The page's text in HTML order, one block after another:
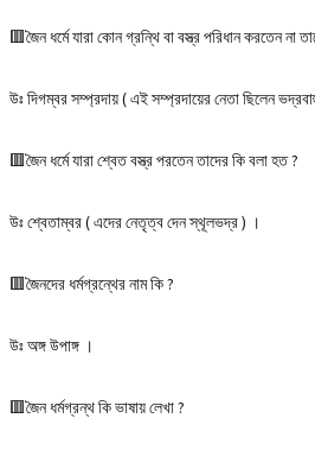
🟥জৈন ধর্মে যারা কোন গ্রন্থি বা বস্ত্র পরিধান করতেন না
উঃ দিগম্বর সম্প্রদায় ( এই সম্প্রদায়ের নেতা ছিলেন
🟥জৈন ধর্মে যারা শ্বেত বস্ত্র পরতেন তাদের কি বলা হত ?
উঃ শ্বেতাম্বর ( এদের নেতৃত্ব দেন স্থূলভদ্র ) ।
🟥জৈনদের ধর্মগ্রন্থের নাম কি ?
উঃ অঙ্গ উপাঙ্গ ।
🟥জৈন ধর্মগ্রন্থ কি ভাষায় লেখা ?